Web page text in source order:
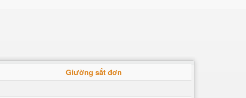
Giường sắt đơn